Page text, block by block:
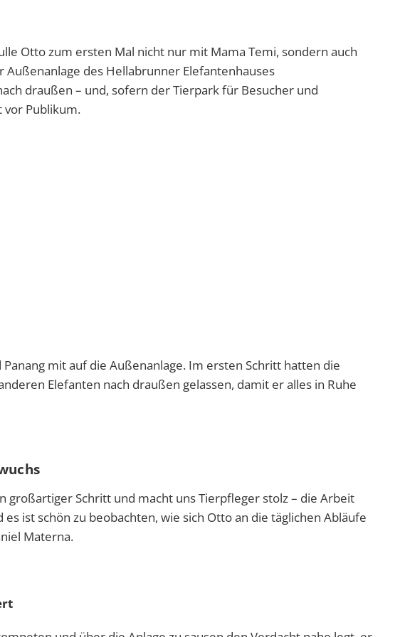
Otto zum ersten Mal nicht nur mit Mama Temi, sondern auch
des Hellabrunner Elefantenhauses
draußen – und, sofern der Tierpark für Besucher und
Publikum.
mit auf die Außenanlage. Im ersten Schritt hatten die
Elefanten nach draußen gelassen, damit er alles in Ruhe
großartiger Schritt und macht uns Tierpfleger stolz – die Arbeit
ist schön zu beobachten, wie sich Otto an die täglichen Abläufe
Materna.